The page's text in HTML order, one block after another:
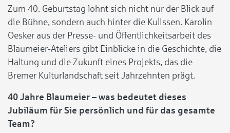
Zum 40. Geburtstag lohnt sich nicht nur der Blick auf
die Bühne, sondern auch hinter die Kulissen. Karolin
Oesker aus der Presse- und Öffentlichkeitsarbeit des
Blaumeier-Ateliers gibt Einblicke in die Geschichte, die
Haltung und die Zukunft eines Projekts, das die
Bremer Kulturlandschaft seit Jahrzehnten prägt.
40 Jahre Blaumeier – was bedeutet dieses
Jubiläum für Sie persönlich und für das gesamte
Team?